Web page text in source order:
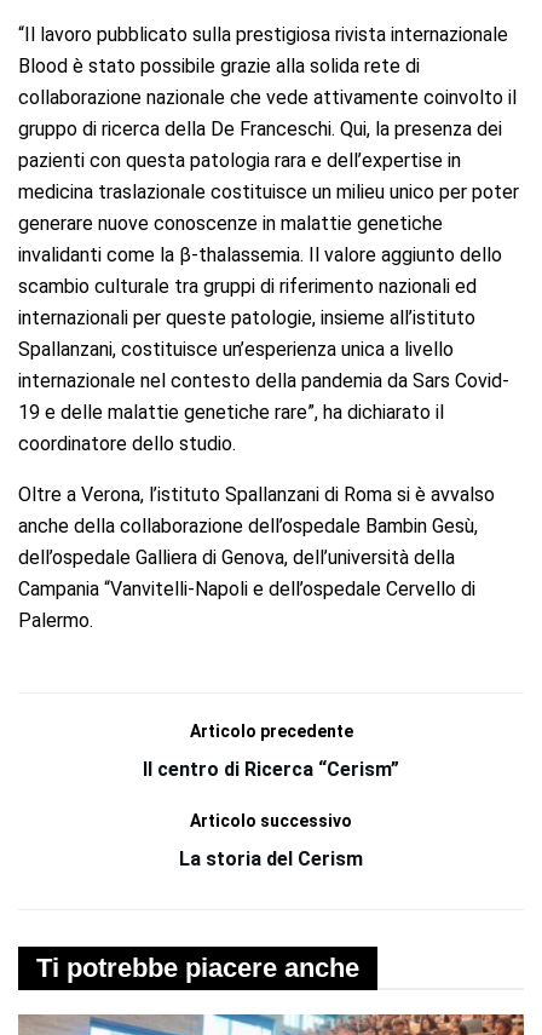
“Il lavoro pubblicato sulla prestigiosa rivista internazionale
Blood è stato possibile grazie alla solida rete di
collaborazione nazionale che vede attivamente coinvolto il
gruppo di ricerca della De Franceschi. Qui, la presenza dei
pazienti con questa patologia rara e dell’expertise in
medicina traslazionale costituisce un milieu unico per poter
generare nuove conoscenze in malattie genetiche
invalidanti come la β-thalassemia. Il valore aggiunto dello
scambio culturale tra gruppi di riferimento nazionali ed
internazionali per queste patologie, insieme all’istituto
Spallanzani, costituisce un’esperienza unica a livello
internazionale nel contesto della pandemia da Sars Covid-
19 e delle malattie genetiche rare”, ha dichiarato il
coordinatore dello studio.
Oltre a Verona, l’istituto Spallanzani di Roma si è avvalso
anche della collaborazione dell’ospedale Bambin Gesù,
dell’ospedale Galliera di Genova, dell’università della
Campania “Vanvitelli-Napoli e dell’ospedale Cervello di
Palermo.
Articolo precedente
Il centro di Ricerca “Cerism”
Articolo successivo
La storia del Cerism
Ti potrebbe piacere anche